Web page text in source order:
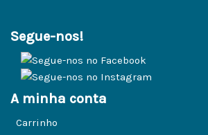
Segue-nos!
A minha conta
Carrinho